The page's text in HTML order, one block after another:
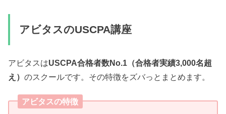
アビタスのUSCPA講座
アビタスはUSCPA合格者数No.1（合格者実績3,000名超
え）のスクールです。その特徴をズバっとまとめます。
アビタスの特徴